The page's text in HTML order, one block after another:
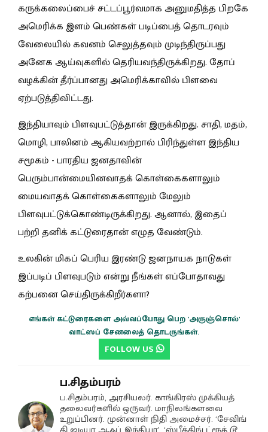
கருக்கலைப்பைச் சட்டப்பூர்வமாக அனுமதித்த பிறகே
அமெரிக்க இளம் பெண்கள் படிப்பைத் தொடரவும்
வேலையில் கவனம் செலுத்தவும் முடிந்திருப்பது
அனேக ஆய்வுகளில் தெரியவந்திருக்கிறது. தோப்
வழக்கின் தீர்ப்பானது அமெரிக்காவில் பிளவை
ஏற்படுத்திவிட்டது.
இந்தியாவும் பிளவுபட்டுத்தான் இருக்கிறது. சாதி, மதம்,
மொழி, பாலினம் ஆகியவற்றால் பிரிந்துள்ள இந்திய
சமூகம் - பாரதிய ஜனதாவின்
பெரும்பான்மையினவாதக் கொள்கைகளாலும்
மையவாதக் கொள்கைகளாலும் மேலும்
பிளவுபட்டுக்கொண்டிருக்கிறது. ஆனால், இதைப்
பற்றி தனிக் கட்டுரைதான் எழுத வேண்டும்.
உலகின் மிகப் பெரிய இரண்டு ஜனநாயக நாடுகள்
இப்படிப் பிளவுபடும் என்று நீங்கள் எப்போதாவது
கற்பனை செய்திருக்கிறீர்களா?
எங்கள் கட்டுரைகளை அவ்வப்போது பெற 'அருஞ்சொல்'
வாட்ஸப் சேனலைத் தொடருங்கள்.
FOLLOW US
ப.சிதம்பரம்
ப.சிதம்பரம், அரசியலர். காங்கிரஸ் முக்கியத்
தலைவர்களில் ஒருவர். மாநிலங்களவை
உறுப்பினர். முன்னாள் நிதி அமைச்சர். ‘சேவிங்